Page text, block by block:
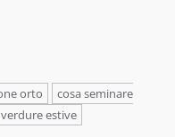
orto
cosa seminare
verdure estive